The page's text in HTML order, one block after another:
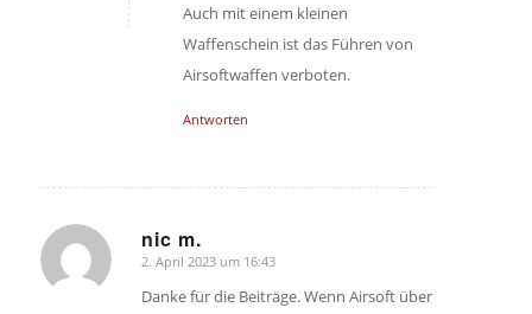
Auch mit einem kleinen
Waffenschein ist das Führen von
Airsoftwaffen verboten.
Antworten
nic m.
sagte:
2. April 2023 um 16:43
Danke für die Beiträge. Wenn Airsoft über